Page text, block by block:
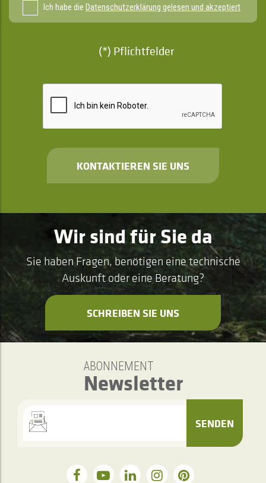
Ich habe die Datenschutzerklärung gelesen und akzeptiert
(*) Pflichtfelder
KONTAKTIEREN SIE UNS
Wir sind für Sie da
Sie haben Fragen, benötigen eine technische
Auskunft oder eine Beratung?
SCHREIBEN SIE UNS
ABONNEMENT
Newsletter
SENDEN